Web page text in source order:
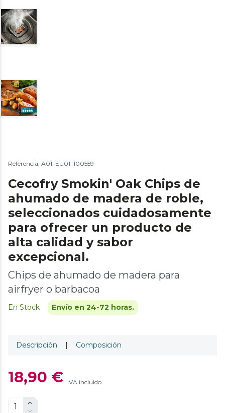
Referencia: A01_EU01_100559
Cecofry Smokin' Oak Chips de
ahumado de madera de roble,
seleccionados cuidadosamente
para ofrecer un producto de
alta calidad y sabor
excepcional.
Chips de ahumado de madera para
airfryer o barbacoa
En Stock Envío en 24-72 horas.
Descripción | Composición
18,90 € IVA incluido